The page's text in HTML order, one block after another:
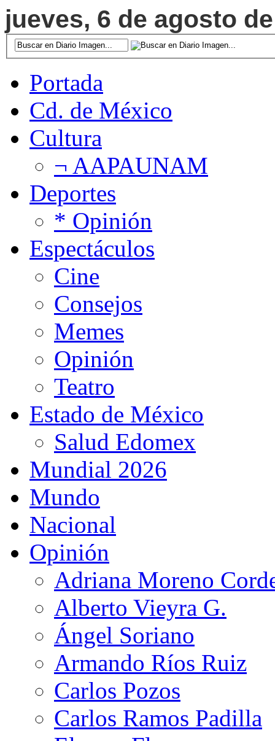
jueves, 6 de agosto
Portada
Cd. de México
Cultura
¬ AAPAUNAM
Deportes
* Opinión
Espectáculos
Cine
Consejos
Memes
Opinión
Teatro
Estado de México
Salud Edomex
Mundial 2026
Mundo
Nacional
Opinión
Adriana Moreno
Alberto Vieyra G.
Ángel Soriano
Armando Ríos Ruiz
Carlos Pozos
Carlos Ramos Padilla